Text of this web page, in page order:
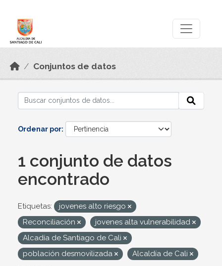
Conjuntos de datos
Ordenar por
1 conjunto de datos
encontrado
Etiquetas:
jovenes alto riesgo
Reconciliación
jovenes alta vulnerabilidad
Alcadía de Santiago de Cali
población desmovilizada
Alcaldía de Cali